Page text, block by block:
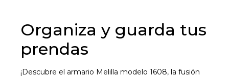
Organiza y guarda tus
prendas
¡Descubre el armario Melilla modelo 1608, la fusión